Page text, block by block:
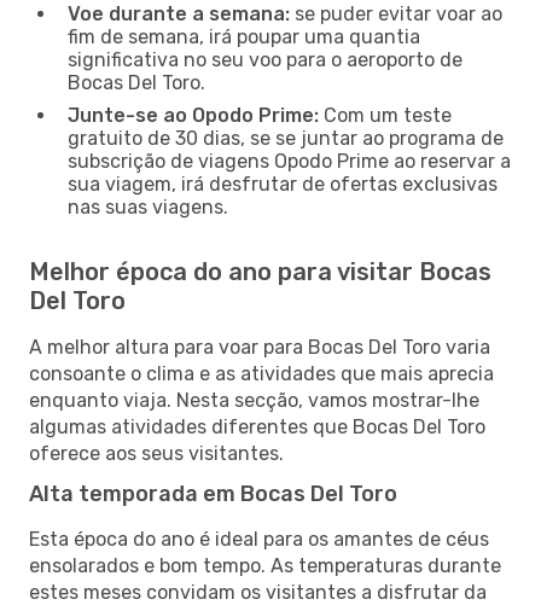
Voe durante a semana: se puder evitar voar ao
fim de semana, irá poupar uma quantia
significativa no seu voo para o aeroporto de
Bocas Del Toro.
Junte-se ao Opodo Prime: Com um teste
gratuito de 30 dias, se se juntar ao programa de
subscrição de viagens Opodo Prime ao reservar a
sua viagem, irá desfrutar de ofertas exclusivas
nas suas viagens.
Melhor época do ano para visitar Bocas
Del Toro
A melhor altura para voar para Bocas Del Toro varia
consoante o clima e as atividades que mais aprecia
enquanto viaja. Nesta secção, vamos mostrar-lhe
algumas atividades diferentes que Bocas Del Toro
oferece aos seus visitantes.
Alta temporada em Bocas Del Toro
Esta época do ano é ideal para os amantes de céus
ensolarados e bom tempo. As temperaturas durante
estes meses convidam os visitantes a disfrutar da